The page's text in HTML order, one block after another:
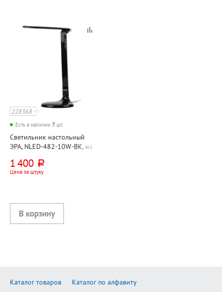
228368
Есть в наличии 7 шт.
Светильник настольный
ЭРА, NLED-482-10W-BK, на
светодиодный, сенсорный
1 400 руб.
Цена за штуку
Каталог товаров
Каталог по алфавиту